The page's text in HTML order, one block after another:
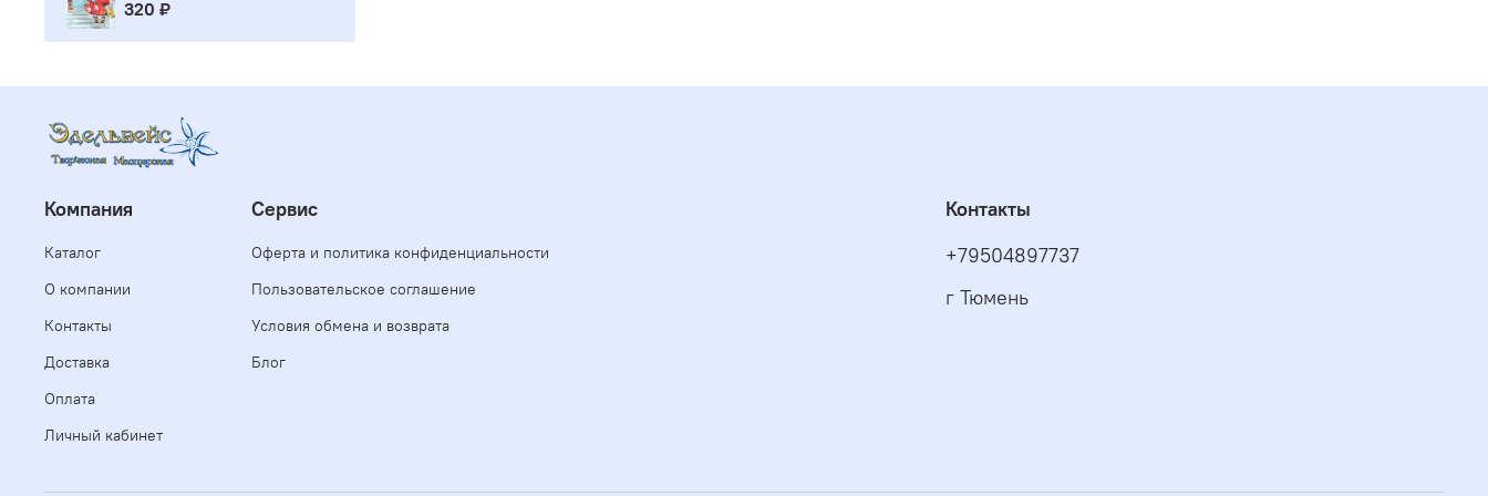
320 ₽
Компания
Каталог
О компании
Контакты
Доставка
Оплата
Личный кабинет
Сервис
Оферта и политика конфиденциальности
Пользовательское соглашение
Условия обмена и возврата
Блог
Контакты
+79504897737
г Тюмень